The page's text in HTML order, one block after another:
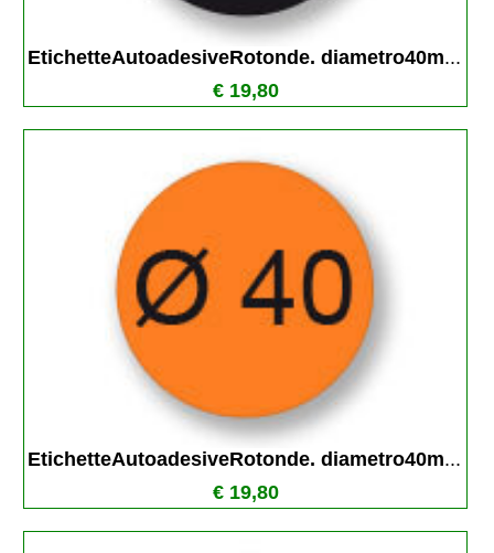
EtichetteAutoadesiveRotonde. diametro40m...
€ 19,80
EtichetteAutoadesiveRotonde. diametro40m...
€ 19,80